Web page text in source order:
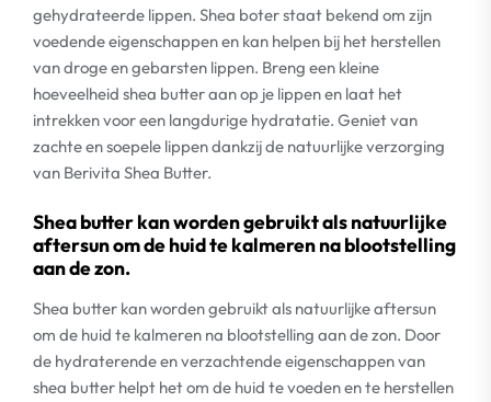
gehydrateerde lippen. Shea boter staat bekend om zijn
voedende eigenschappen en kan helpen bij het herstellen
van droge en gebarsten lippen. Breng een kleine
hoeveelheid shea butter aan op je lippen en laat het
intrekken voor een langdurige hydratatie. Geniet van
zachte en soepele lippen dankzij de natuurlijke verzorging
van Berivita Shea Butter.
Shea butter kan worden gebruikt als natuurlijke
aftersun om de huid te kalmeren na blootstelling
aan de zon.
Shea butter kan worden gebruikt als natuurlijke aftersun
om de huid te kalmeren na blootstelling aan de zon. Door
de hydraterende en verzachtende eigenschappen van
shea butter helpt het om de huid te voeden en te herstellen